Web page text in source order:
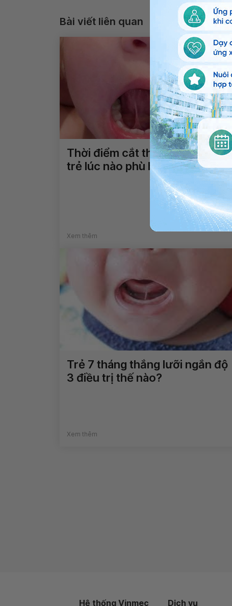
Bài viết liên quan
Thời điểm cắt thắng lưỡi cho
trẻ lúc nào phù hợp nhất?
Xem thêm
Trẻ 7 tháng thắng lưỡi ngắn độ
3 điều trị thế nào?
Xem thêm
Hệ thống Vinmec Dịch vụ